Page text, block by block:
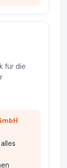
für die